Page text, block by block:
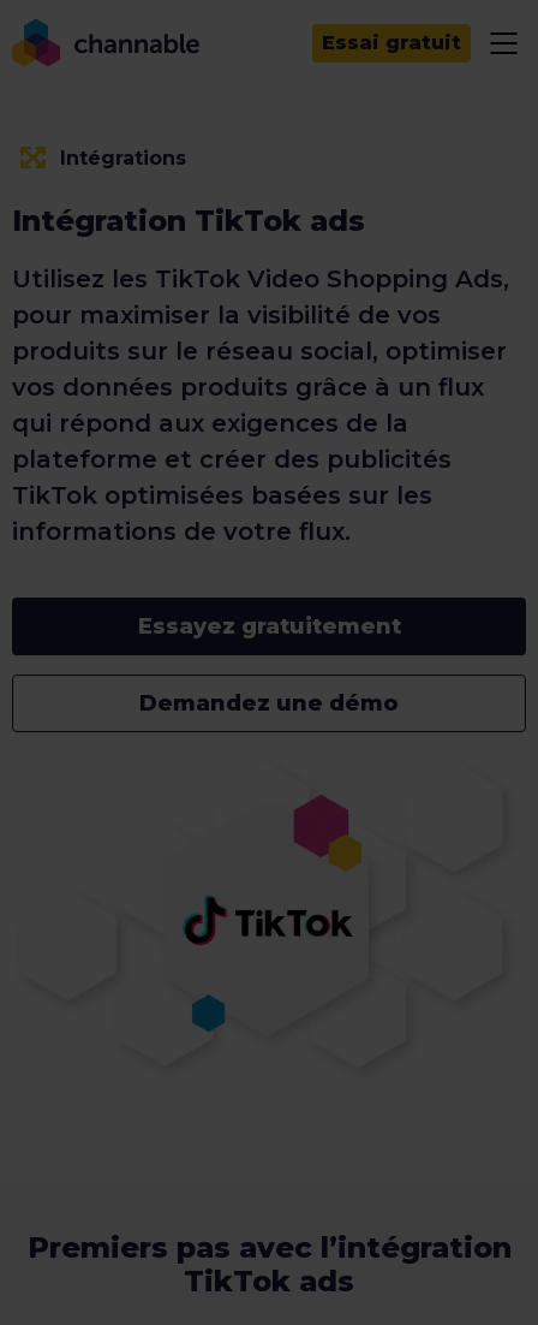
Essai gratuit
Intégrations
Intégration TikTok ads
Utilisez les TikTok Video Shopping Ads,
pour maximiser la visibilité de vos
produits sur le réseau social, optimiser
vos données produits grâce à un flux
qui répond aux exigences de la
plateforme et créer des publicités
TikTok optimisées basées sur les
informations de votre flux.
Essayez gratuitement
Demandez une démo
Premiers pas avec l’intégration
TikTok ads